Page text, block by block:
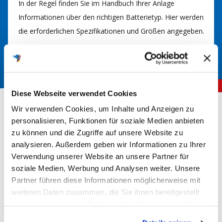
Diese Webseite verwendet Cookies
Wir verwenden Cookies, um Inhalte und Anzeigen zu
personalisieren, Funktionen für soziale Medien anbieten
zu können und die Zugriffe auf unsere Website zu
analysieren. Außerdem geben wir Informationen zu Ihrer
Verwendung unserer Website an unsere Partner für
soziale Medien, Werbung und Analysen weiter. Unsere
Partner führen diese Informationen möglicherweise mit
weiteren Daten zusammen, die Sie ihnen bereitgestellt
In der Regel finden Sie im Handbuch Ihrer Anlage
Informationen über den richtigen Batterietyp. Hier werden
die erforderlichen Spezifikationen und Größen angegeben.
Über 150.000 zufriedene Kunden
Hervorragend 4,78 Rating
10.134 Bewertungen